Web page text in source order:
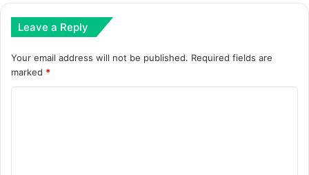
Leave a Reply
Your email address will not be published. Required fields are
marked *